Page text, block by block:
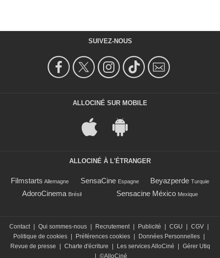
SUIVEZ-NOUS
ALLOCINÉ SUR MOBILE
ALLOCINÉ À L'ÉTRANGER
Filmstarts Allemagne SensaCine Espagne Beyazperde Turquie
AdoroCinema Brésil Sensacine México Mexique
Contact Qui sommes-nous Recrutement Publicité CGU CGV
Politique de cookies
Préférences cookies Données Personnelles
Revue de presse
Charte d'écriture Les services AlloCiné
Gérer Utiq
©AlloCiné